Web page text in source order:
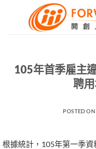
105年首季雇主
聘
POSTED ON
根據統計，105年第一季